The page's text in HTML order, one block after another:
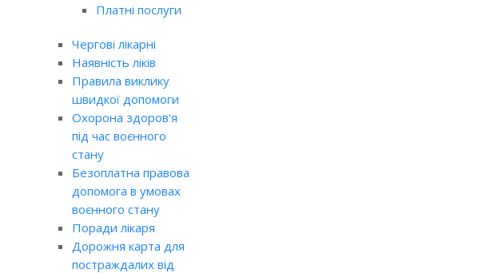
Платні послуги
Чергові лікарні
Наявність ліків
Правила виклику
швидкої допомоги
Охорона здоров'я
під час воєнного
стану
Безоплатна правова
допомога в умовах
воєнного стану
Поради лікаря
Дорожня карта для
постраждалих від